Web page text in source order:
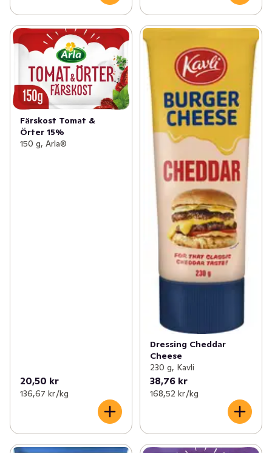
Färskost Tomat &
Örter 15%
150 g, Arla®
20,50 kr
136,67 kr /kg
Dressing Cheddar
Cheese
230 g, Kavli
38,76 kr
168,52 kr /kg